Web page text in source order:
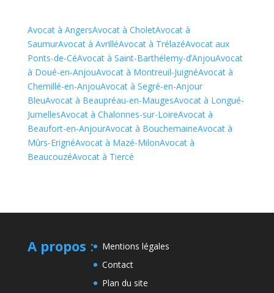
Avocat à AngersAvocat à CholetAvocat à
SaumurAvocat à AvrilléAvocat à TrélazéAvocat aux
Ponts-de-CéAvocat à Saint-Barthélemy-d’AnjouAvocat
à Doué-en-AnjouAvocat à Montreuil-JuignéAvocat à
Chemillé-en-AnjouAvocat à Segré-en-Anjour
BleuAvocat à Beaupréau-en-MaugesAvocat à Longué-
JumellesAvocat à Chalonnes-sur-LoireAvocat à
Beaufort-en-AnjourAvocat à BouchemaineAvocat à
Mûrs-ErignéAvocat à Mazé-MilonAvocat à
BeaucouzéAvocat à Tiercé
A propos :
Mentions légales
Contact
Plan du site